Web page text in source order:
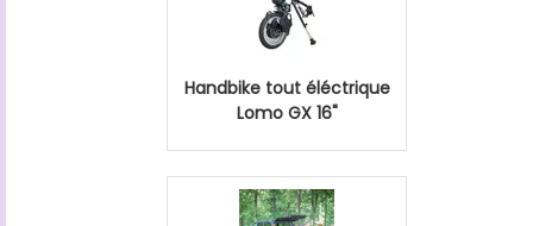
Handbike tout éléctrique
Lomo GX 16"